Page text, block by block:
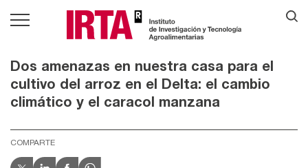
Dos amenazas en nuestra casa para el
cultivo del arroz en el Delta: el cambio
climático y el caracol manzana
COMPARTE